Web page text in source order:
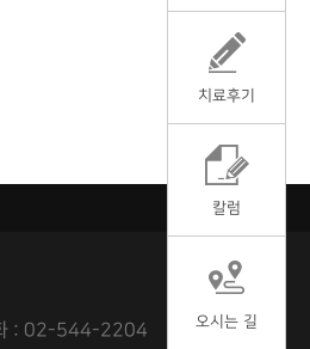
치료후기
칼럼
오시는 길
: 02-544-2204